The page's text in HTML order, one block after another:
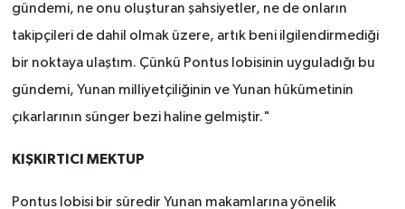
gündemi, ne onu oluşturan şahsiyetler, ne de onların
takipçileri de dahil olmak üzere, artık beni ilgilendirmediği
bir noktaya ulaştım. Çünkü Pontus lobisinin uyguladığı bu
gündemi, Yunan milliyetçiliğinin ve Yunan hükümetinin
çıkarlarının sünger bezi haline gelmiştir."
KIŞKIRTICI MEKTUP
Pontus lobisi bir süredir Yunan makamlarına yönelik